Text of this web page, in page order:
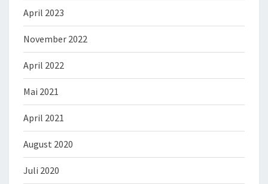
April 2023
November 2022
April 2022
Mai 2021
April 2021
August 2020
Juli 2020